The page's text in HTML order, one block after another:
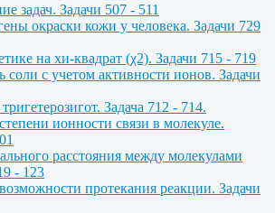
задач. Задачи 507 - 511
окраски кожи у человека. Задачи 729
на хи-квадрат (χ2). Задачи 715 - 719
соли с учетом активности ионов. Задачи
Задача 712 - 714.
ионности связи в молекуле.
расстояния между молекулами
- 123
протекания реакции. Задачи